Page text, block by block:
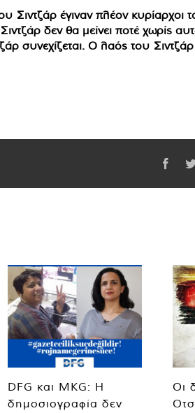
Σιντζάρ έγιναν πλέον κυρίαρχοι
δεν θα μείνει ποτέ χωρίς
συνεχίζεται. Ο λαός του
DFG και MKG: Η
δημοσιογραφία δεν
Οι